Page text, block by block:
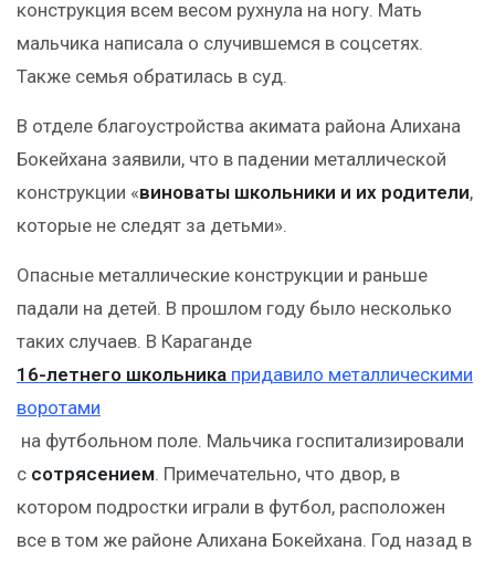
конструкция всем весом рухнула на ногу. Мать
мальчика написала о случившемся в соцсетях.
Также семья обратилась в суд.
В отделе благоустройства акимата района Алихана
Бокейхана заявили, что в падении металлической
конструкции «виноваты школьники и их родители,
которые не следят за детьми».
Опасные металлические конструкции и раньше
падали на детей. В прошлом году было несколько
таких случаев. В Караганде
16-летнего школьника придавило металлическими
воротами
на футбольном поле. Мальчика госпитализировали
с сотрясением. Примечательно, что двор, в
котором подростки играли в футбол, расположен
все в том же районе Алихана Бокейхана. Год назад в